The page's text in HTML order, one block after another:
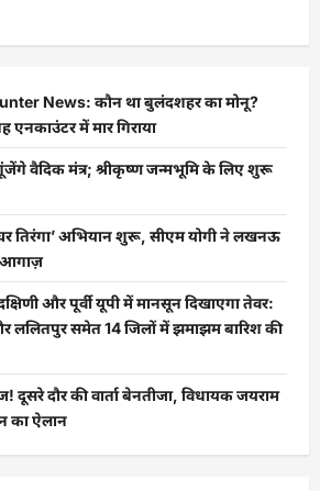
News: कौन था बुलंदशहर का मोनू?
में मार गिराया
वैदिक मंत्र; श्रीकृष्ण जन्मभूमि के लिए शुरू
तिरंगा’ अभियान शुरू, सीएम योगी ने लखनऊ
आगाज़
और पूर्वी यूपी में मानसून दिखाएगा तेवर:
ललितपुर समेत 14 जिलों में झमाझम बारिश की
दूसरे दौर की वार्ता बेनतीजा, विधायक जयराम
का ऐलान